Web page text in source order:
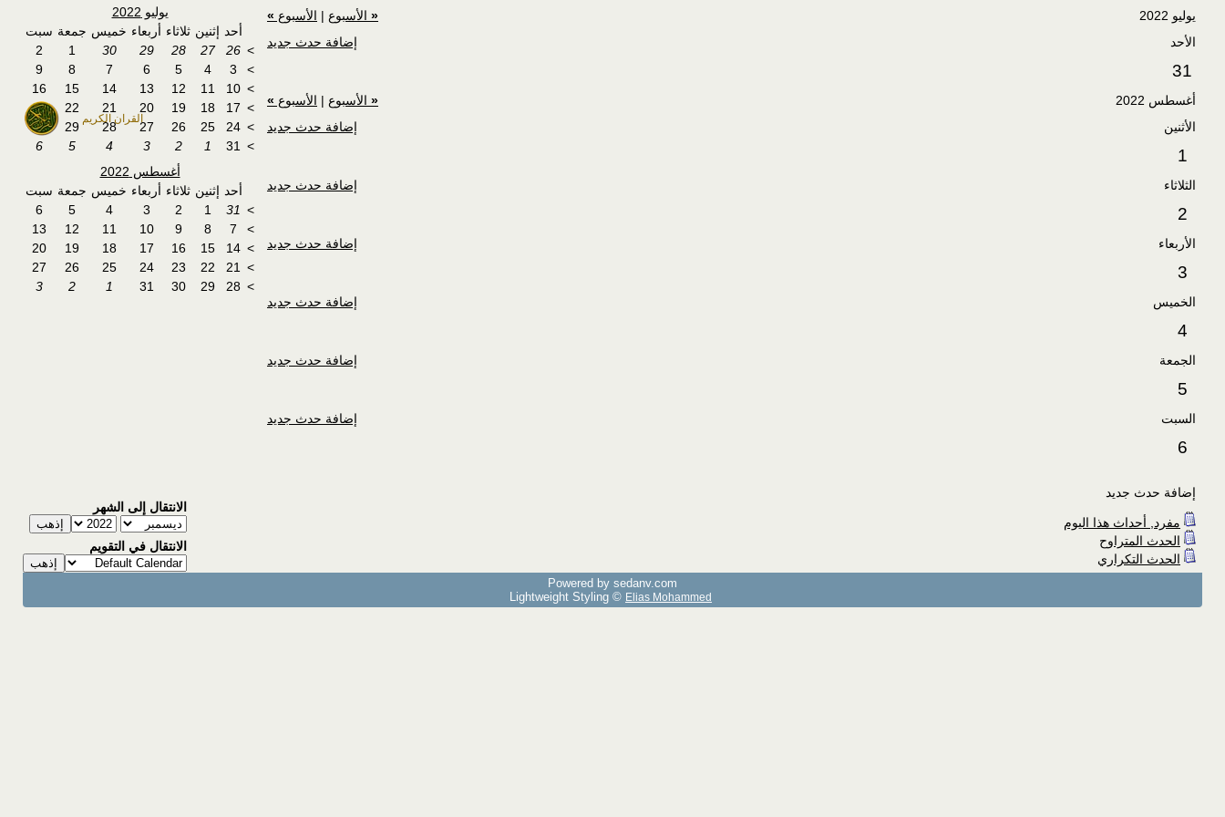
القران الكريم
« الأسبوع | الأسبوع »
يوليو 2022
إضافة حدث جديد
الأحد
31
« الأسبوع | الأسبوع »
أغسطس 2022
إضافة حدث جديد
الأثنين
1
إضافة حدث جديد الثلاثاء
2
إضافة حدث جديد الأربعاء
3
إضافة حدث جديد الخميس
4
إضافة حدث جديد الجمعة
5
إضافة حدث جديد السبت
6
يوليو 2022
أحد إثنين ثلاثاء أربعاء خميس جمعة سبت
>
26
27
28
29
30
1
2
>
3
4
5
6
7
8
9
>
10
11
12
13
14
15
16
>
17
18
19
20
21
22
23
>
24
25
26
27
28
29
30
>
31
1
2
3
4
5
6
أغسطس 2022
أحد إثنين ثلاثاء أربعاء خميس جمعة سبت
>
31
1
2
3
4
5
6
>
7
8
9
10
11
12
13
>
14
15
16
17
18
19
20
>
21
22
23
24
25
26
27
>
28
29
30
31
1
2
3
إضافة حدث جديد
مفرد, أحداث هذا اليوم
الحدث المتراوح
الحدث التكراري
الانتقال إلى الشهر
الانتقال في التقويم
Powered by sedany.com
Lightweight Styling © Elias Mohammed